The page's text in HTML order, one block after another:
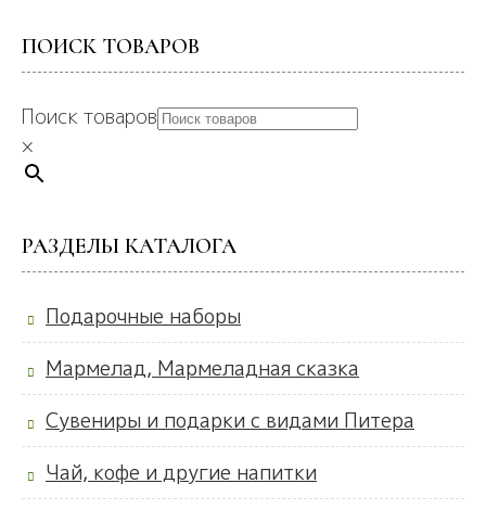
ПОИСК ТОВАРОВ
Поиск товаров
×
РАЗДЕЛЫ КАТАЛОГА
Подарочные наборы
Мармелад, Мармеладная сказка
Сувениры и подарки с видами Питера
Чай, кофе и другие напитки